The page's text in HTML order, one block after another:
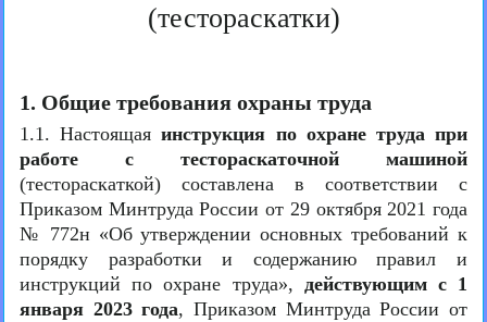
(тестораскатки)
1. Общие требования охраны труда
1.1. Настоящаяинструкция по охране труда при
работе с тестораскаточной машиной
(тестораскаткой) составлена в соответствии с
Приказом Минтруда России от 29 октября 2021 года
№ 772н «Об утверждении основных требований к
порядку разработки и содержанию правил и
инструкций по охране труда», действующим с 1
января 2023 года, Приказом Минтруда России от